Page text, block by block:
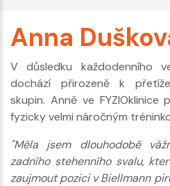
Anna
V důsledku každodenního
dochází přirozeně k
skupin. Anně ve
fyzicky velmi náročným
"Měla jsem dlouhodobě
zadního stehenního svalu,
zaujmout pozici v Biellmann